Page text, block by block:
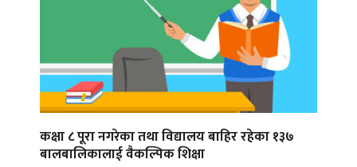
कक्षा ८ पूरा नगरेका तथा विद्यालय बाहिर रहेका १३७
बालबालिकालाई वैकल्पिक शिक्षा